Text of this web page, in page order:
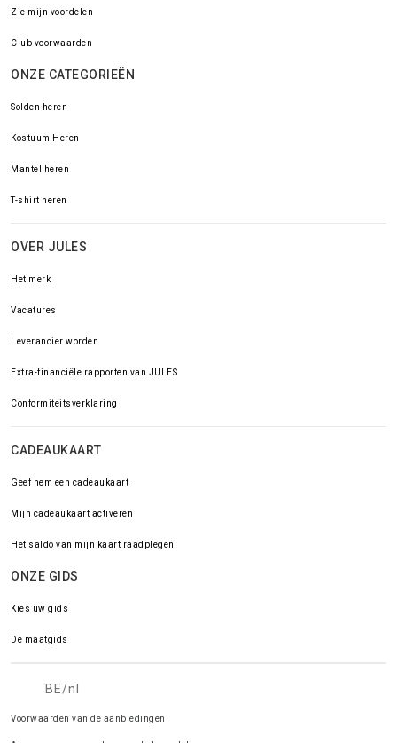
Zie mijn voordelen
Club voorwaarden
ONZE CATEGORIEËN
Solden heren
Kostuum Heren
Mantel heren
T-shirt heren
OVER JULES
Het merk
Vacatures
Leverancier worden
Extra-financiële rapporten van JULES
Conformiteitsverklaring
CADEAUKAART
Geef hem een cadeaukaart
Mijn cadeaukaart activeren
Het saldo van mijn kaart raadplegen
ONZE GIDS
Kies uw gids
De maatgids
BE/nl
Voorwaarden van de aanbiedingen